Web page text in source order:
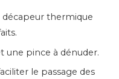
décapeur thermique
une pince à dénuder.
le passage des